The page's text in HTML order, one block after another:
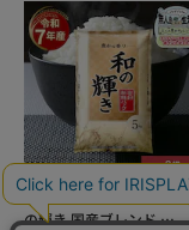
【15kg】令和7年産 和
の輝き 国産ブレンド 5